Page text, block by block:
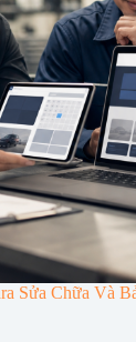
Sửa Chữa Và